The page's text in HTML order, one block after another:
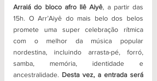
Arraiá do bloco afro Ilê Aiyê, a partir das
15h. O Arr’Aiyê do mais belo dos belos
promete uma super celebração rítmica
com o melhor da música popular
nordestina, incluindo arrasta-pé, forró,
samba, memória, identidade e
ancestralidade. Desta vez, a entrada será